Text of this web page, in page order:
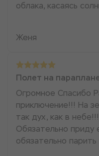
облака, касаясь
Женя
Полет на
Огромное Спасибо
приключение!!! На
так дух, как в
Обязательно приду
обязательно